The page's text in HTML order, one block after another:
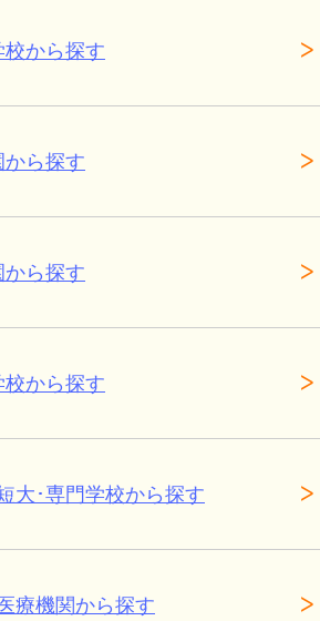
校から探す
から探す
から探す
校から探す
大･専門学校から探す
療機関から探す